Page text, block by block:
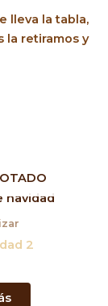
lleva la tabla,
la retiramos y
2